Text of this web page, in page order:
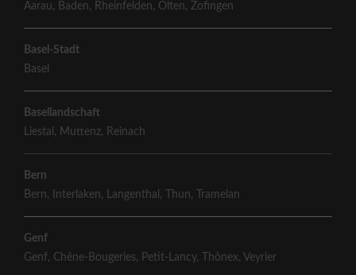
Aarau, Baden, Rheinfelden, Olten,Zofingen
Basel-Stadt
Basel
Basellandschaft
Liestal , Muttenz, Reinach
Bern
Bern, Interlaken, Langenthal , Thun, Tramelan
Genf
Genf, Chêne-Bougeries, Petit-Lancy, Thônex, Veyrier